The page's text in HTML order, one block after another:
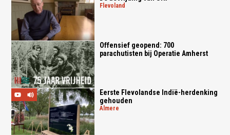
flevoland
Offensief geopend: 700
parachutisten bij Operatie Amherst
Eerste Flevolandse Indië-herdenking
gehouden
almere